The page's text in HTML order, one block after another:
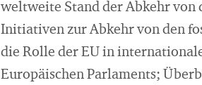
weltweite Stand der Abkehr von
Initiativen zur Abkehr von den
die Rolle der EU in
Europäischen Parlaments;